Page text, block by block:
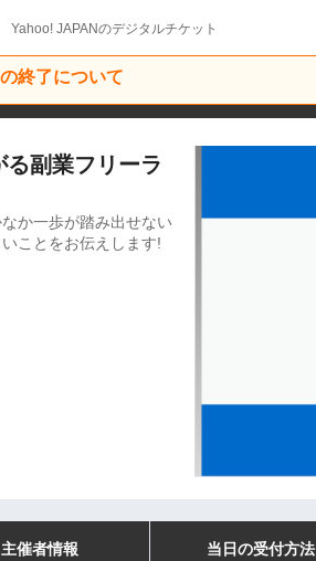
JAPANのデジタルチケット
終了について
る副業フリーラ
か一歩が踏み出せない
ことをお伝えします!
主催者情報 当日の受付方法